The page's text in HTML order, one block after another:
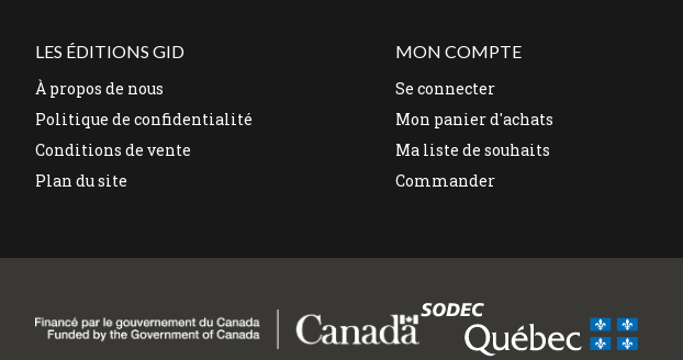
LES ÉDITIONS GID
À propos de nous
Politique de confidentialité
Conditions de vente
Plan du site
MON COMPTE
Se connecter
Mon panier d'achats
Ma liste de souhaits
Commander